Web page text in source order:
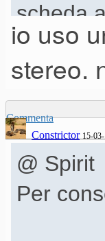
scheda
ingressi
io uso
stereo.
Commenta
Constrictor 15-
@ Spirit
Per